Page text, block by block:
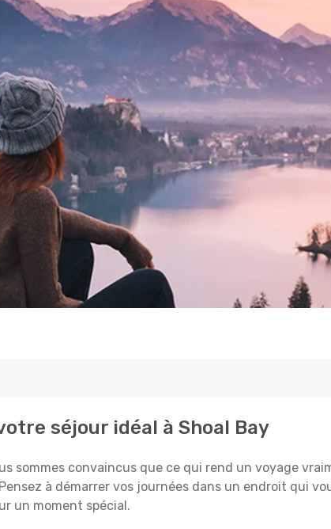
séjour idéal à Shoal Bay
sommes convaincus que ce qui rend un voyage
à démarrer vos journées dans un endroit qui
un moment spécial.